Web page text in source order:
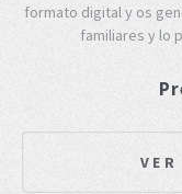
formato digital y os
familiares y lo